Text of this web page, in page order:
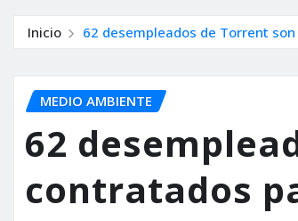
Inicio 62 desempleados de Torrent
MEDIO AMBIENTE
62
contratados